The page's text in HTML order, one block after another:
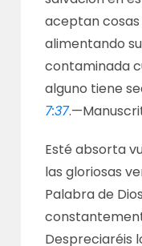
aceptan
alimentando
contaminada
alguno tiene
7:37.—
Esté absorta
las gloriosas
Palabra de
Despreciaréis